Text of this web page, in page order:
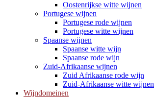
Oostenrijkse witte wijnen
Portugese wijnen
Portugese rode wijnen
Portugese witte wijnen
Spaanse wijnen
Spaanse witte wijn
Spaanse rode wijn
Zuid-Afrikaanse wijnen
Zuid Afrikaanse rode wijn
Zuid-Afrikaanse witte wijnen
Wijndomeinen